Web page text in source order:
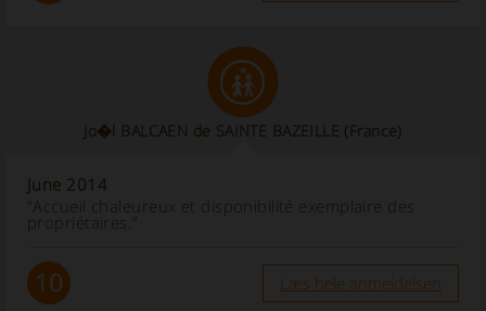
Jo�l BALCAEN de SAINTE BAZEILLE (France)
June 2014
“Accueil chaleureux et disponibilité exemplaire des
propriétaires.”
10 Læs hele anmeldelsen